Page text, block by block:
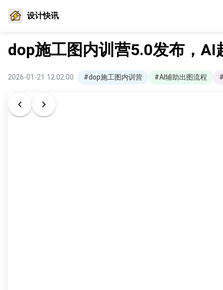
设计快讯
dop施工图内训营5.0发布，AI
2026-01-21 12:02:00 #dop施工图内训营 #AI辅助出图流程